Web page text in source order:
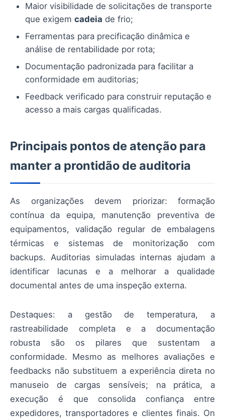
Maior visibilidade de solicitações de transporte
que exigem cadeia de frio;
Ferramentas para precificação dinâmica e
análise de rentabilidade por rota;
Documentação padronizada para facilitar a
conformidade em auditorias;
Feedback verificado para construir reputação e
acesso a mais cargas qualificadas.
Principais pontos de atenção para
manter a prontidão de auditoria
As organizações devem priorizar: formação
contínua da equipa, manutenção preventiva de
equipamentos, validação regular de embalagens
térmicas e sistemas de monitorização com
backups. Auditorias simuladas internas ajudam a
identificar lacunas e a melhorar a qualidade
documental antes de uma inspeção externa.
Destaques: a gestão de temperatura, a
rastreabilidade completa e a documentação
robusta são os pilares que sustentam a
conformidade. Mesmo as melhores avaliações e
feedbacks não substituem a experiência direta no
manuseio de cargas sensíveis; na prática, a
execução é que consolida confiança entre
expedidores, transportadores e clientes finais. On